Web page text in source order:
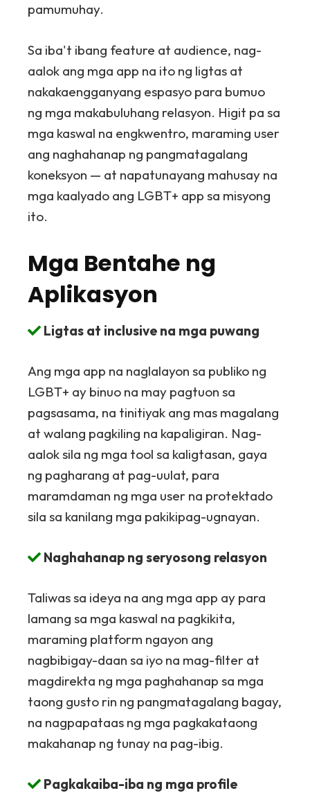
pamumuhay.
Sa iba't ibang feature at audience, nag-
aalok ang mga app na ito ng ligtas at
nakakaengganyang espasyo para bumuo
ng mga makabuluhang relasyon. Higit pa sa
mga kaswal na engkwentro, maraming user
ang naghahanap ng pangmatagalang
koneksyon — at napatunayang mahusay na
mga kaalyado ang LGBT+ app sa misyong
ito.
Mga Bentahe ng
Aplikasyon
Ligtas at inclusive na mga puwang
Ang mga app na naglalayon sa publiko ng
LGBT+ ay binuo na may pagtuon sa
pagsasama, na tinitiyak ang mas magalang
at walang pagkiling na kapaligiran. Nag-
aalok sila ng mga tool sa kaligtasan, gaya
ng pagharang at pag-uulat, para
maramdaman ng mga user na protektado
sila sa kanilang mga pakikipag-ugnayan.
Naghahanap ng seryosong relasyon
Taliwas sa ideya na ang mga app ay para
lamang sa mga kaswal na pagkikita,
maraming platform ngayon ang
nagbibigay-daan sa iyo na mag-filter at
magdirekta ng mga paghahanap sa mga
taong gusto rin ng pangmatagalang bagay,
na nagpapataas ng mga pagkakataong
makahanap ng tunay na pag-ibig.
Pagkakaiba-iba ng mga profile